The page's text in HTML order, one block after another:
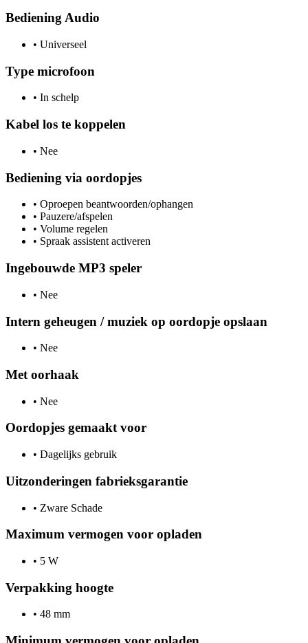
Bediening Audio
• Universeel
Type microfoon
• In schelp
Kabel los te koppelen
• Nee
Bediening via oordopjes
• Oproepen beantwoorden/ophangen
• Pauzere/afspelen
• Volume regelen
• Spraak assistent activeren
Ingebouwde MP3 speler
• Nee
Intern geheugen / muziek op oordopje opslaan
• Nee
Met oorhaak
• Nee
Oordopjes gemaakt voor
• Dagelijks gebruik
Uitzonderingen fabrieksgarantie
• Zware Schade
Maximum vermogen voor opladen
• 5 W
Verpakking hoogte
• 48 mm